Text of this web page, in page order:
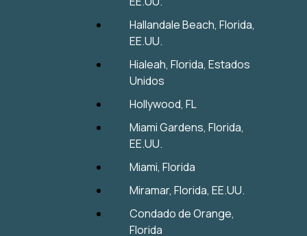
Hallandale Beach, Florida,
EE.UU.
Hialeah, Florida, Estados
Unidos
Hollywood, FL
Miami Gardens, Florida,
EE.UU.
Miami, Florida
Miramar, Florida, EE.UU.
Condado de Orange,
Florida